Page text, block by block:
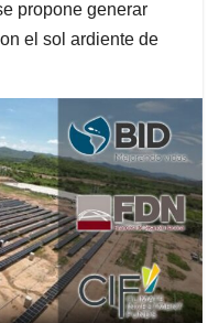
propone generar
el sol ardiente de